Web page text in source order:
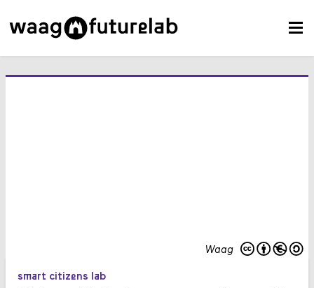
Waag
smart citizens lab